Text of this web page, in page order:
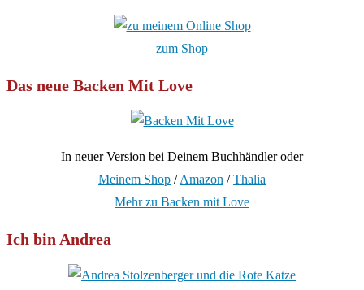
zum Shop
Das neue Backen Mit Love
In neuer Version bei Deinem Buchhändler oder
Meinem Shop /Amazon /Thalia
Mehr zu Backen mit Love
Ich bin Andrea